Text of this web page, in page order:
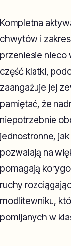
Kompletna
chwytów i
przeniesie nieco
część klatki,
zaangażuje jej
pamiętać, że
niepotrzebnie
jednostronne,
pozwalają na
pomagają
ruchy
modlitewniku,
pomijanych w